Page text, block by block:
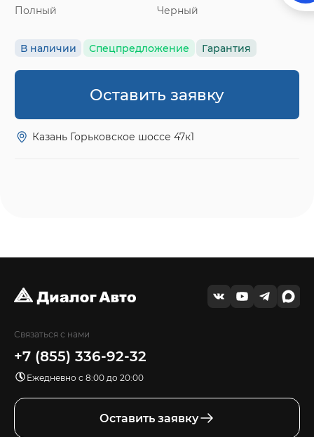
Полный
Черный
В наличии Спецпредложение Гарантия
Оставить заявку
Казань Горьковское шоссе 47к1
Связаться с нами
+7 (855) 336-92-32
Ежедневно с 8:00 до 20:00
Оставить заявку